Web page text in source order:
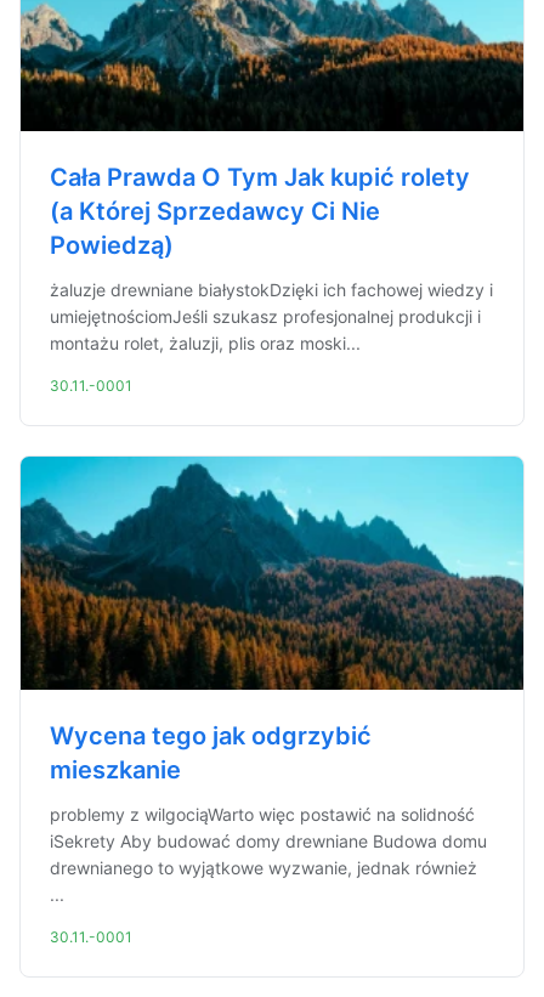
Cała Prawda O Tym Jak kupić rolety
(a Której Sprzedawcy Ci Nie
Powiedzą)
żaluzje drewniane białystokDzięki ich fachowej wiedzy i
umiejętnościomJeśli szukasz profesjonalnej produkcji i
montażu rolet, żaluzji, plis oraz moski...
30.11.-0001
Wycena tego jak odgrzybić
mieszkanie
problemy z wilgociąWarto więc postawić na solidność
iSekrety Aby budować domy drewniane Budowa domu
drewnianego to wyjątkowe wyzwanie, jednak również
...
30.11.-0001